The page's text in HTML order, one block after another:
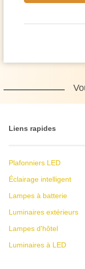
Liens rapides
Plafonniers LED
Éclairage intelligent
Lampes à batterie
Luminaires extérieurs
Lampes d'hôtel
Luminaires à LED